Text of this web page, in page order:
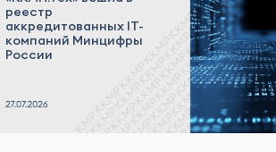
реестр
аккредитованных IT-
компаний Минцифры
России